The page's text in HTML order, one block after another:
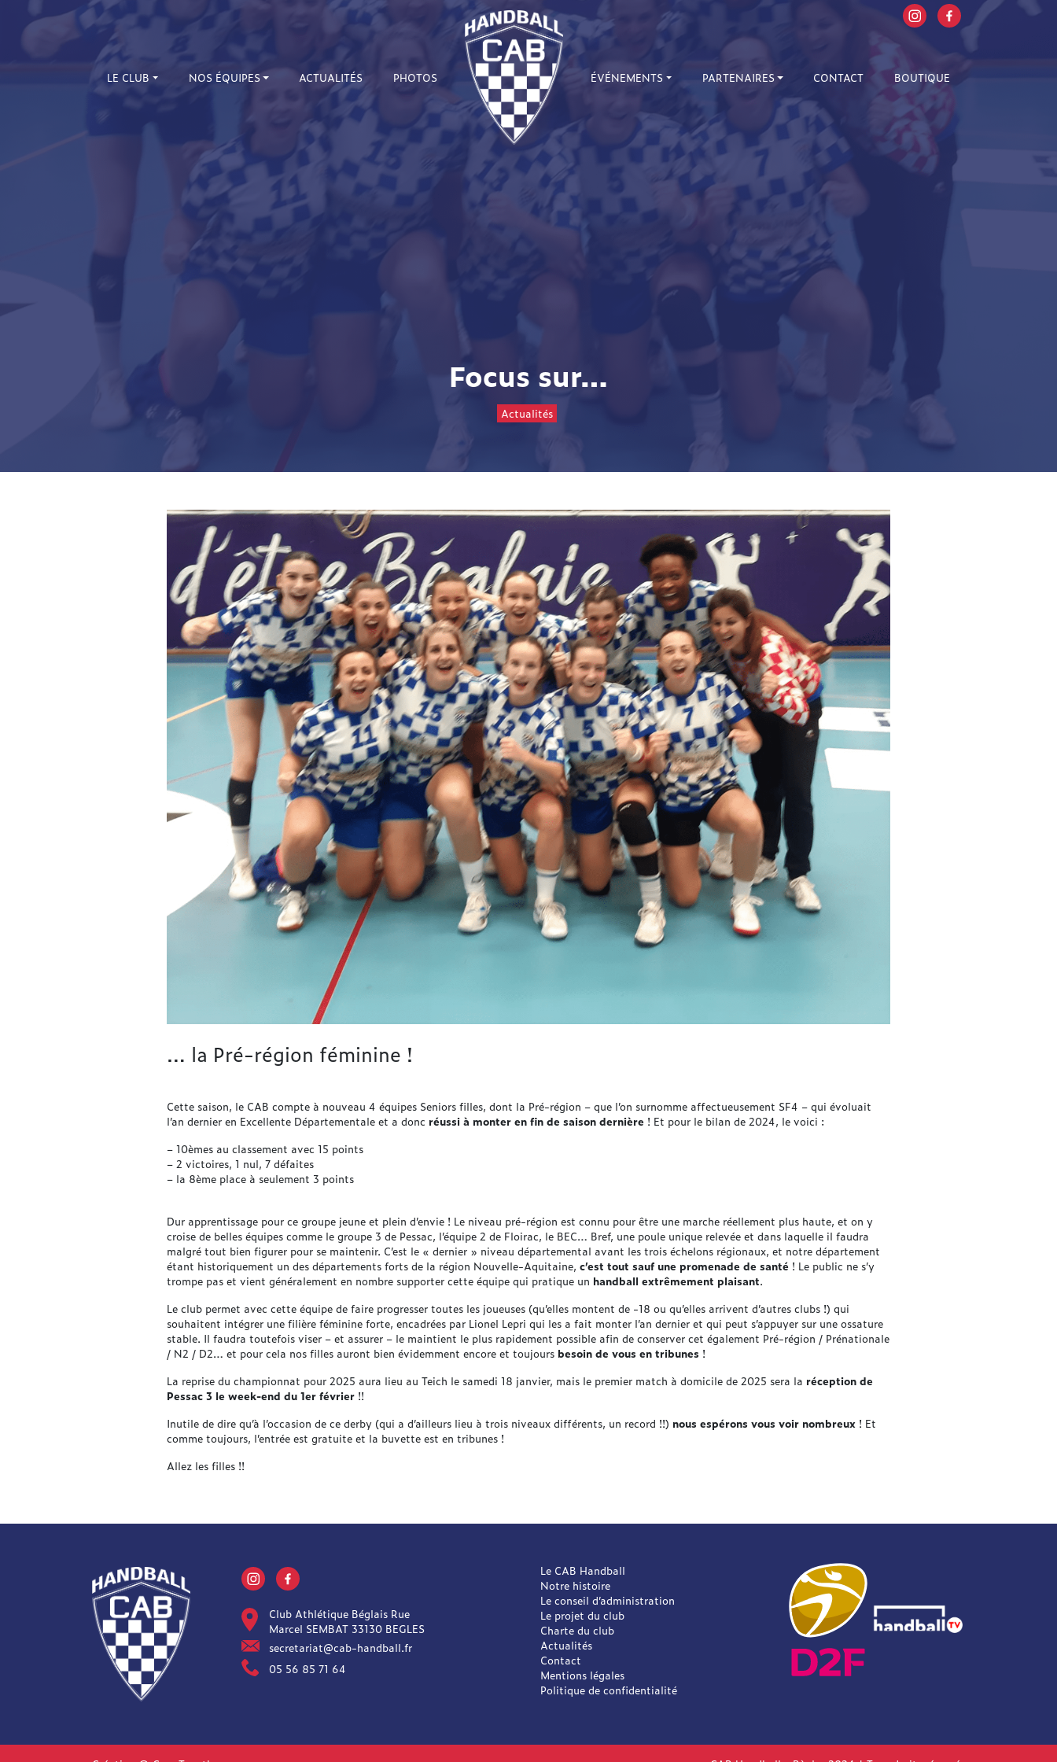
LE CLUB NOS ÉQUIPES ACTUALITÉS PHOTOS ÉVÉNEMENTS PARTENAIRES CONTACT BOUTIQUE
Focus sur…
Actualités
… la Pré-région féminine !
Cette saison, le CAB compte à nouveau 4 équipes Seniors filles, dont la Pré-région – que l’on surnomme affectueusement SF4 – qui évoluait
l’an dernier en Excellente Départementale et a donc réussi à monter en fin de saison dernière ! Et pour le bilan de 2024, le voici :
– 10èmes au classement avec 15 points
– 2 victoires, 1 nul, 7 défaites
– la 8ème place à seulement 3 points
Dur apprentissage pour ce groupe jeune et plein d’envie ! Le niveau pré-région est connu pour être une marche réellement plus haute, et on y
croise de belles équipes comme le groupe 3 de Pessac, l’équipe 2 de Floirac, le BEC… Bref, une poule unique relevée et dans laquelle il faudra
malgré tout bien figurer pour se maintenir. C’est le « dernier » niveau départemental avant les trois échelons régionaux, et notre département
étant historiquement un des départements forts de la région Nouvelle-Aquitaine, c’est tout sauf une promenade de santé ! Le public ne s’y
trompe pas et vient généralement en nombre supporter cette équipe qui pratique un handball extrêmement plaisant.
Le club permet avec cette équipe de faire progresser toutes les joueuses (qu’elles montent de -18 ou qu’elles arrivent d’autres clubs !) qui
souhaitent intégrer une filière féminine forte, encadrées par Lionel Lepri qui les a fait monter l’an dernier et qui peut s’appuyer sur une ossature
stable. Il faudra toutefois viser – et assurer – le maintient le plus rapidement possible afin de conserver cet également Pré-région / Prénationale
/ N2 / D2… et pour cela nos filles auront bien évidemment encore et toujours besoin de vous en tribunes !
La reprise du championnat pour 2025 aura lieu au Teich le samedi 18 janvier, mais le premier match à domicile de 2025 sera la réception de
Pessac 3 le week-end du 1er février !!
Inutile de dire qu’à l’occasion de ce derby (qui a d’ailleurs lieu à trois niveaux différents, un record !!) nous espérons vous voir nombreux ! Et
comme toujours, l’entrée est gratuite et la buvette est en tribunes !
Allez les filles !!
Club Athlétique Béglais Rue
Marcel SEMBAT 33130 BEGLES
secretariat@cab-handball.fr
05 56 85 71 64
Le CAB Handball
Notre histoire
Le conseil d’administration
Le projet du club
Charte du club
Actualités
Contact
Mentions légales
Politique de confidentialité